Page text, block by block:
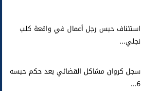
استئناف حبس رجل أعمال في واقعة كلب
نجلي...
سجل كروان مشاكل القضائي بعد حكم حبسه
6...